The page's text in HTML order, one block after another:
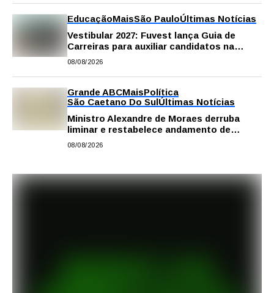
EducaçãoMaisSão PauloÚltimas Notícias
Vestibular 2027: Fuvest lança Guia de
Carreiras para auxiliar candidatos na
escolha da profissão
08/08/2026
Grande ABCMaisPolítica
São Caetano Do SulÚltimas Notícias
Ministro Alexandre de Moraes derruba
liminar e restabelece andamento de
comissão processante contra vereador
08/08/2026